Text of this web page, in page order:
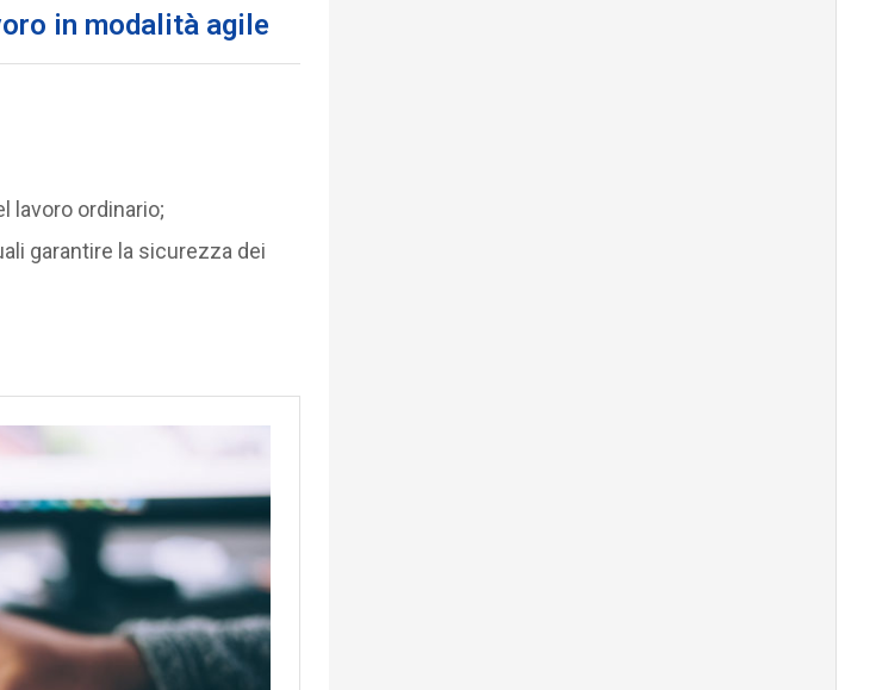
in modalità agile
lavoro ordinario;
garantire la sicurezza dei